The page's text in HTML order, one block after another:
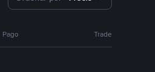
Pago Trade